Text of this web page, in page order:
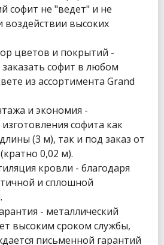
софит не "ведет" и не
воздействии высоких
цветов и покрытий -
софит в любом
из ассортимента Grand
и экономия -
софита как
(3 м), так и под заказ от
0,02 м).
кровли - благодаря
и сплошной
- металлический
высоким сроком службы,
письменной гарантий